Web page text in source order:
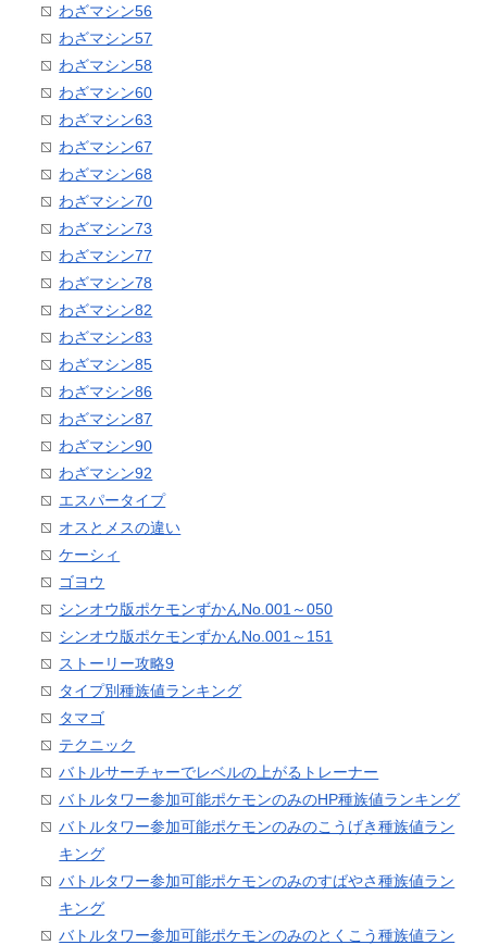
わざマシン56
わざマシン57
わざマシン58
わざマシン60
わざマシン63
わざマシン67
わざマシン68
わざマシン70
わざマシン73
わざマシン77
わざマシン78
わざマシン82
わざマシン83
わざマシン85
わざマシン86
わざマシン87
わざマシン90
わざマシン92
エスパータイプ
オスとメスの違い
ケーシィ
ゴヨウ
シンオウ版ポケモンずかんNo.001～050
シンオウ版ポケモンずかんNo.001～151
ストーリー攻略9
タイプ別種族値ランキング
タマゴ
テクニック
バトルサーチャーでレベルの上がるトレーナー
バトルタワー参加可能ポケモンのみのHP種族値ランキング
バトルタワー参加可能ポケモンのみのこうげき種族値ラン
キング
バトルタワー参加可能ポケモンのみのすばやさ種族値ラン
キング
バトルタワー参加可能ポケモンのみのとくこう種族値ラン